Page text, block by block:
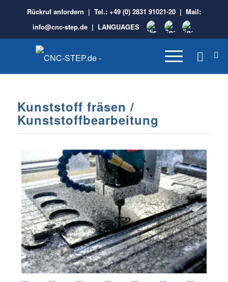
Rückruf anfordern | Tel.: +49 (0) 2831 91021-20| Mail:
info@cnc-step.de | LANGUAGES
Kunststoff fräsen /
Kunststoffbearbeitung